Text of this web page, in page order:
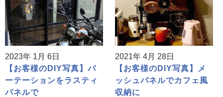
2023年 1月 6日
【お客様のDIY写真】パ
ーテーションをラスティ
パネルで
2021年 4月 28日
【お客様のDIY写真】メ
ッシュパネルでカフェ風
収納に